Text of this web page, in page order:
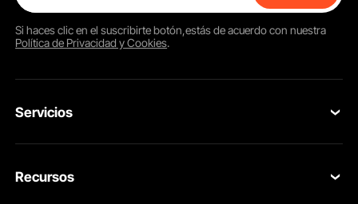
Si haces clic en elsuscribirtebotón,estás de acuerdo con nuestra
Política de Privacidad y Cookies.
Servicios
Tus Pedidos
Recursos